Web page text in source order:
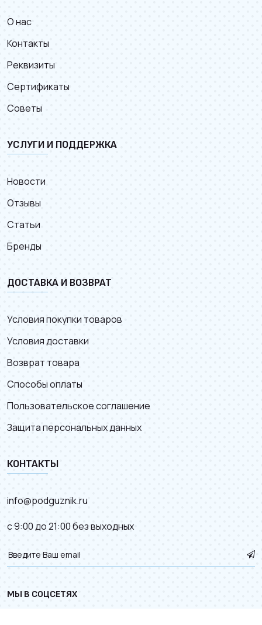
О нас
Контакты
Реквизиты
Сертификаты
Советы
УСЛУГИ И ПОДДЕРЖКА
Новости
Отзывы
Статьи
Бренды
ДОСТАВКА И ВОЗВРАТ
Условия покупки товаров
Условия доставки
Возврат товара
Способы оплаты
Пользовательское соглашение
Защита персональных данных
КОНТАКТЫ
info@podguznik.ru
с 9:00 до 21:00 без выходных
МЫ В СОЦСЕТЯХ